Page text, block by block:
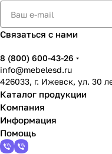
Связаться с нами
8 (800) 600-43-26
info@mebelesd.ru
426033, г. Ижевск, ул. 30
Каталог продукции
Компания
Информация
Помощь